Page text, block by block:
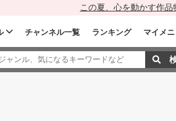
この夏、心を動かす作品
チャンネル一覧 ランキング マイメ